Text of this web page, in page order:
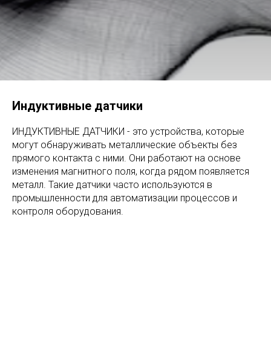
Индуктивные датчики
ИНДУКТИВНЫЕ ДАТЧИКИ - это устройства, которые
могут обнаруживать металлические объекты без
прямого контакта с ними. Они работают на основе
изменения магнитного поля, когда рядом появляется
металл. Такие датчики часто используются в
промышленности для автоматизации процессов и
контроля оборудования.